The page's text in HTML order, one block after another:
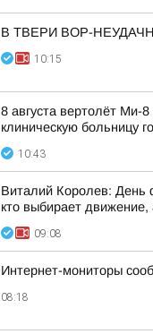
В ТВЕРИ ВОР-
10:15
8 августа вертолёт
клиническую больницу
10:43
Виталий Королев: День
кто выбирает
09:08
Интернет-мониторы
08:18